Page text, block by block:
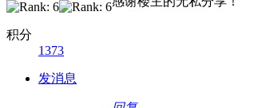
积分
1373
发消息